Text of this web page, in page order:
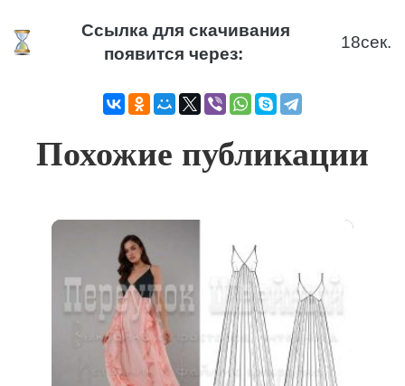
Ссылка для скачивания
появится через:
18сек.
Похожие публикации